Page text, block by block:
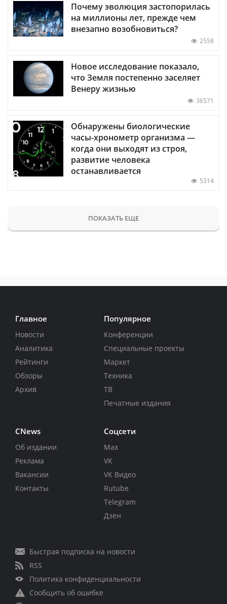
Почему эволюция застопорилась
на миллионы лет, прежде чем
внезапно возобновиться?
2558
Новое исследование показало,
что Земля постепенно заселяет
Венеру жизнью
36571
Обнаружены биологические
часы-хронометр организма —
когда они выходят из строя,
развитие человека
останавливается
5314
ПОКАЗАТЬ ЕЩЕ
Главное
Новости
Аналитика
Рейтинги
Обзоры
Архив
Популярное
Конференции
Специальные проекты
Маркет
Техника
ТВ
Печатные издания
CNews
Об издании
Реклама
Вакансии
Контакты
Соцсети
Max
VK
VK Видео
Rutube
Telegram
Дзен
Быстрая подписка на новости
RSS
Политика конфиденциальности
Сообщить об ошибке